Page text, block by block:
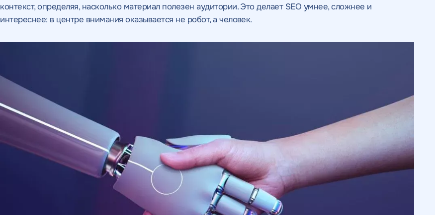
контекст, определяя, насколько материал полезен аудитории. Это делает SEO умнее, сложнее и
интереснее: в центре внимания оказывается не робот, а человек.